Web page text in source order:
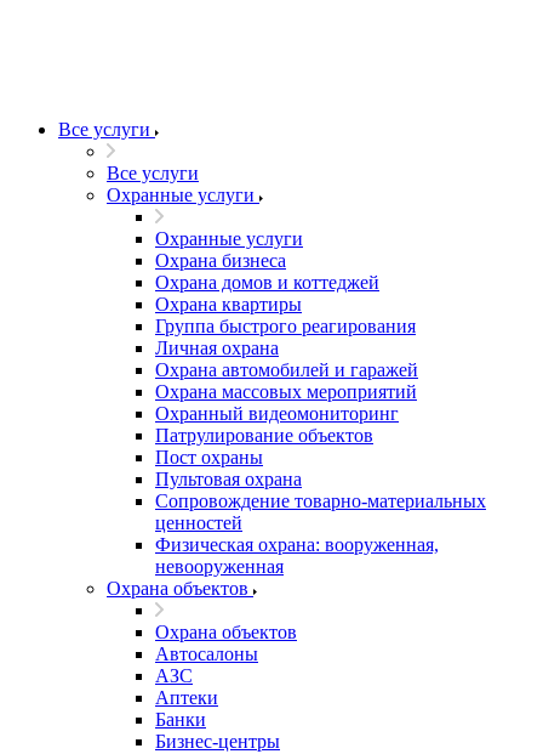
Все услуги
Все услуги
Охранные услуги
Охранные услуги
Охрана бизнеса
Охрана домов и коттеджей
Охрана квартиры
Группа быстрого реагирования
Личная охрана
Охрана автомобилей и гаражей
Охрана массовых мероприятий
Охранный видеомониторинг
Патрулирование объектов
Пост охраны
Пультовая охрана
Сопровождение товарно-материальных
ценностей
Физическая охрана: вооруженная,
невооруженная
Охрана объектов
Охрана объектов
Автосалоны
АЗС
Аптеки
Банки
Бизнес-центры